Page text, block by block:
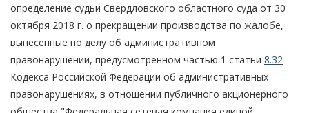
определение судьи Свердловского областного суда от 30
октября 2018 г. о прекращении производства по жалобе,
вынесенные по делу об административном
правонарушении, предусмотренном частью 1 статьи 8.32
Кодекса Российской Федерации об административных
правонарушениях, в отношении публичного акционерного